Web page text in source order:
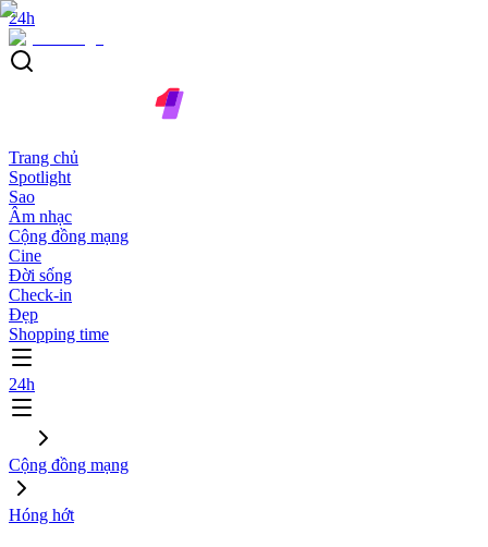
24h
Trang chủ
Spotlight
Sao
Âm nhạc
Cộng đồng mạng
Cine
Đời sống
Check-in
Đẹp
Shopping time
24h
Cộng đồng mạng
Hóng hớt